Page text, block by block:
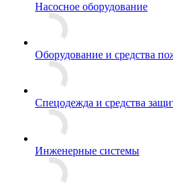
Насосное оборудование
Оборудование и средства
Спецодежда и средства
Инженерные системы